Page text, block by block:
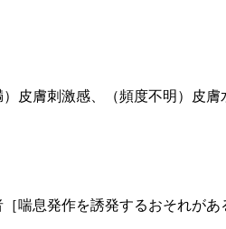
皮膚刺激感、（頻度不明）皮膚
息発作を誘発するおそれがあ